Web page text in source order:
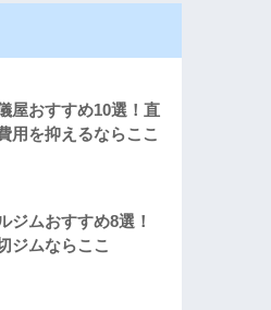
屋おすすめ10選！直
用を抑えるならここ
ジムおすすめ8選！
ジムならここ